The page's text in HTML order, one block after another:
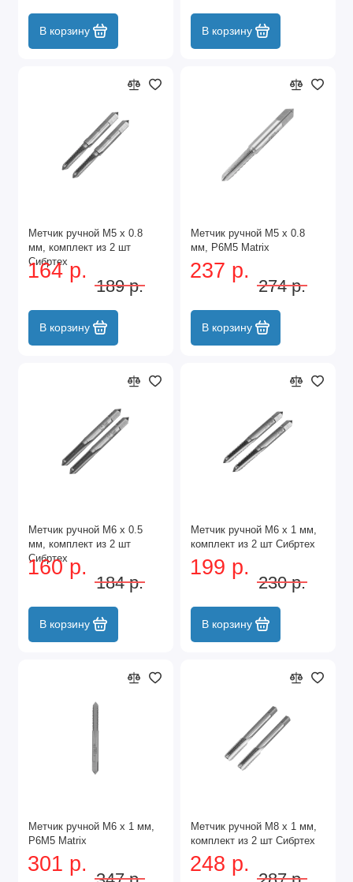
В корзину В корзину
Метчик ручной М5 х 0.8
мм, комплект из 2 шт
Сибртех
164 р.
189 р.
В корзину
Метчик ручной М5 х 0.8
мм, Р6М5 Matrix
237 р.
274 р.
В корзину
Метчик ручной М6 х 0.5
мм, комплект из 2 шт
Сибртех
160 р.
184 р.
В корзину
Метчик ручной М6 х 1 мм,
комплект из 2 шт Сибртех
199 р.
230 р.
В корзину
Метчик ручной М6 х 1 мм,
Р6М5 Matrix
301 р.
Метчик ручной М8 х 1 мм,
комплект из 2 шт Сибртех
248 р.